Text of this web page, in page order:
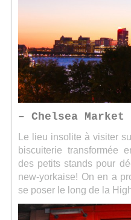
– Chelsea Market
Le lieu insolite à visiter
biscuiterie transformée
des petits stands pour
new-yorkaise! On en a
se poser le long de la